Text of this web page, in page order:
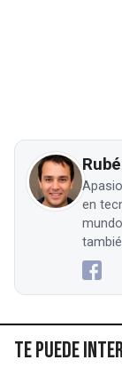
en
Te puede